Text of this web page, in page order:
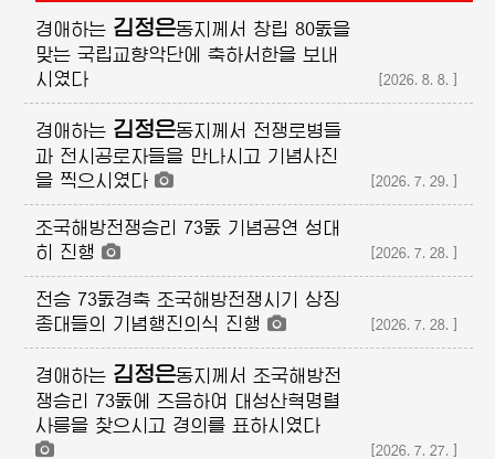
경애하는 김정은동지께서
창립 80돐을
맞는 국립교향악단에 축하서한을 보내
시였다
[2026.8.8.]
경애하는 김정은동지께서
전쟁로병들
과 전시공로자들을 만나시고 기념사진
을 찍으시였다
[2026.7.29.]
조국해방전쟁승리 73돐 기념공연 성대
히 진행
[2026.7.28.]
전승 73돐경축 조국해방전쟁시기 상징
종대들의 기념행진의식 진행
[2026.7.28.]
경애하는 김정은동지께서
조국해방전
쟁승리 73돐에 즈음하여 대성산혁명렬
사릉을 찾으시고 경의를 표하시였다
[2026.7.27.]